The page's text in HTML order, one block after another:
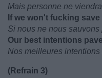
Mais personne ne
If we won't fucking
Si nous ne nous sauvons
Our best intentions
Nos meilleures
(Refrain 3)